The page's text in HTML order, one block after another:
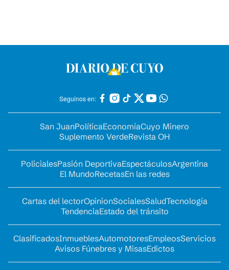
Seguinos en:
San JuanPolíticaEconomíaCuyo Minero
Suplemento VerdeRevista OH
PolicialesPasión DeportivaEspectáculosArgentina
El MundoRecetasEn las redes
Cartas del lectorOpinionSocialesSaludTecnología
TendenciaEstado del tránsito
ClasificadosInmueblesAutomotoresEmpleosServicios
Avisos Fúnebres y MisasEdictos